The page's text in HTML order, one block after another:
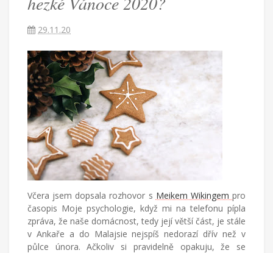
Češka
provdaná
Američana
žijící
Turecku
píše
blog
životě
cizích
zemích,
mateřství
radostech
všednodenního
života.
29.11.20
Včera jsem dopsala rozhovor s Meikem Wikingempro
časopis Moje psychologie, když mi na telefonu pípla
zpráva, že naše domácnost, tedy její větší část, je stále
v Ankaře a do Malajsie nejspíš nedorazí dřív než v
půlce února. Ačkoliv si pravidelně opakuju, že se